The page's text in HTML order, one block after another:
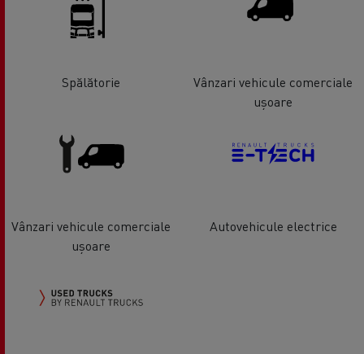
Spălătorie
Vânzari vehicule comerciale
ușoare
Vânzari vehicule comerciale
ușoare
Autovehicule electrice